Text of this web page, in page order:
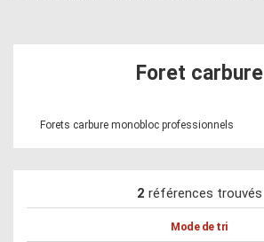
Foret carbure
Forets carbure monobloc professionnels
2 références trouvés
Mode de tri